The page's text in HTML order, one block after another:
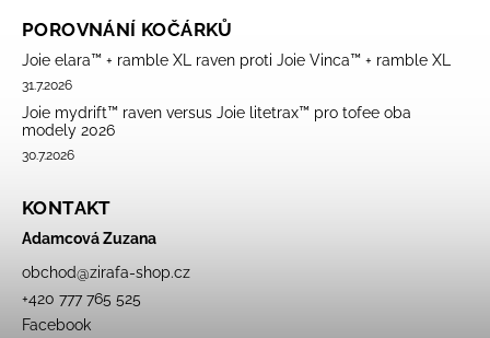
POROVNÁNÍ KOČÁRKŮ
Joie elara™ + ramble XL raven proti Joie Vinca™ + ramble XL
31.7.2026
Joie mydrift™ raven versus Joie litetrax™ pro tofee oba
modely 2026
30.7.2026
KONTAKT
Adamcová Zuzana
obchod@zirafa-shop.cz
+420 777 765 525
Facebook